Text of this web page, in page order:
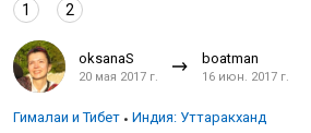
1 2
oksanaS
20 мая 2017 г.
boatman
16 июн. 2017 г.
Гималаи и Тибет Индия: Уттаракханд